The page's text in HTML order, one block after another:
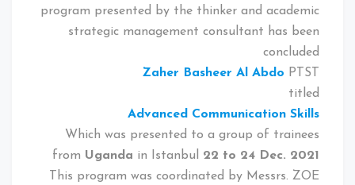
program presented by the thinker and academic
strategic management consultant has been
concluded
Zaher Basheer Al Abdo PTST
titled
Advanced Communication Skills
Which was presented to a group of trainees
from Uganda in Istanbul 22 to 24 Dec. 2021
This program was coordinated by Messrs. ZOE